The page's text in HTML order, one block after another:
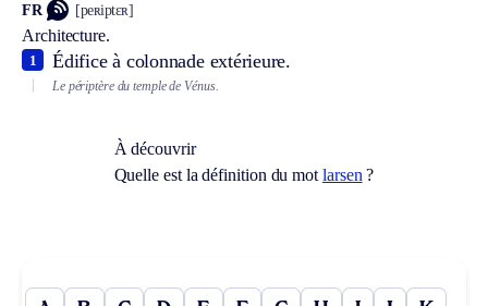
FR [peʀiptɛʀ]
Architecture.
Édifice à colonnade extérieure.
1
Le périptère du temple de Vénus.
À découvrir
Quelle est la définition du motlarsen ?